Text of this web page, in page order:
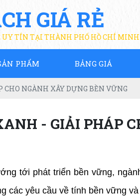
GIÁ RẺ
UY TÍN TẠI THÀNH PHỐ HỒ CHÍ MINH
PHẨM BẢNG GIÁ
NGÀNH XÂY DỰNG BỀN VỮNG
- GIẢI PHÁP
tới phát triển bền vững,
các yêu cầu về tính bền vững